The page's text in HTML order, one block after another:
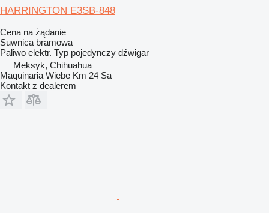
HARRINGTON E3SB-848
Cena na żądanie
Suwnica bramowa
Paliwo elektr. Typ pojedynczy dźwigar
Meksyk, Chihuahua
Maquinaria Wiebe Km 24 Sa
Kontakt z dealerem